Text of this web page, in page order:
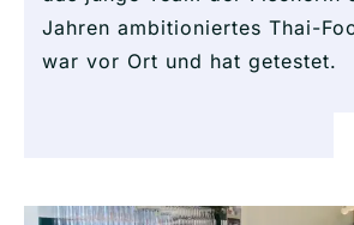
Jahren ambitioniertes Thai-
war vor Ort und hat getestet.